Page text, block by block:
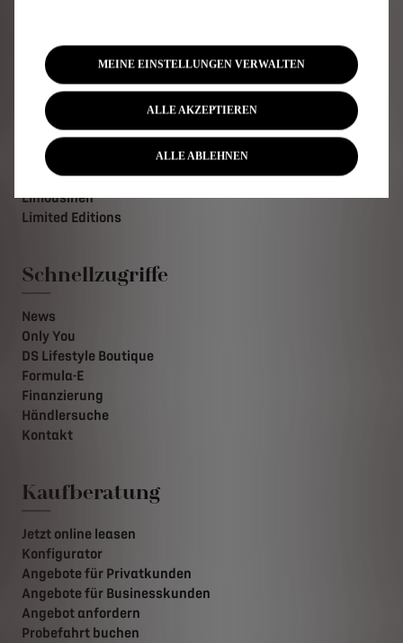
Modelle
Überblick
Elektrofahrzeuge
Hybridfahrzeuge
Plug-In-Hybridfahrzeuge
Limousinen
Limited Editions
Schnellzugriffe
News
Only You
DS Lifestyle Boutique
Formula-E
Finanzierung
Händlersuche
Kontakt
Kaufberatung
Jetzt online leasen
Konfigurator
Angebote für Privatkunden
Angebote für Businesskunden
Angebot anfordern
Probefahrt buchen
MEINE EINSTELLUNGEN VERWALTEN
ALLE AKZEPTIEREN
ALLE ABLEHNEN